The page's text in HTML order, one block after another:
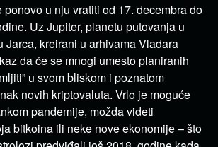
ponovo u nju vratiti od 17. decembra do
Uz Jupiter, planetu putovanja u
Jarca, kreirani u arhivama Vladara
da će se mnogi umesto planiranih
u svom bliskom i poznatom
novih kriptovaluta. Vrlo je moguće
pandemije, možda videti
bitkoina ili neke nove ekonomije – što